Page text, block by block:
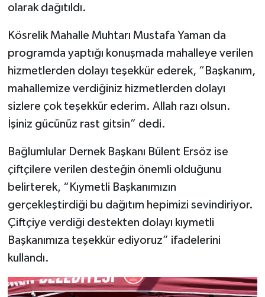
olarak dağıtıldı.
Kösrelik Mahalle Muhtarı Mustafa Yaman da
programda yaptığı konuşmada mahalleye verilen
hizmetlerden dolayı teşekkür ederek, “Başkanım,
mahallemize verdiğiniz hizmetlerden dolayı
sizlere çok teşekkür ederim. Allah razı olsun.
İşiniz gücünüz rast gitsin” dedi.
Bağlumlular Dernek Başkanı Bülent Ersöz ise
çiftçilere verilen desteğin önemli olduğunu
belirterek, “Kıymetli Başkanımızın
gerçekleştirdiği bu dağıtım hepimizi sevindiriyor.
Çiftçiye verdiği destekten dolayı kıymetli
Başkanımıza teşekkür ediyoruz” ifadelerini
kullandı.